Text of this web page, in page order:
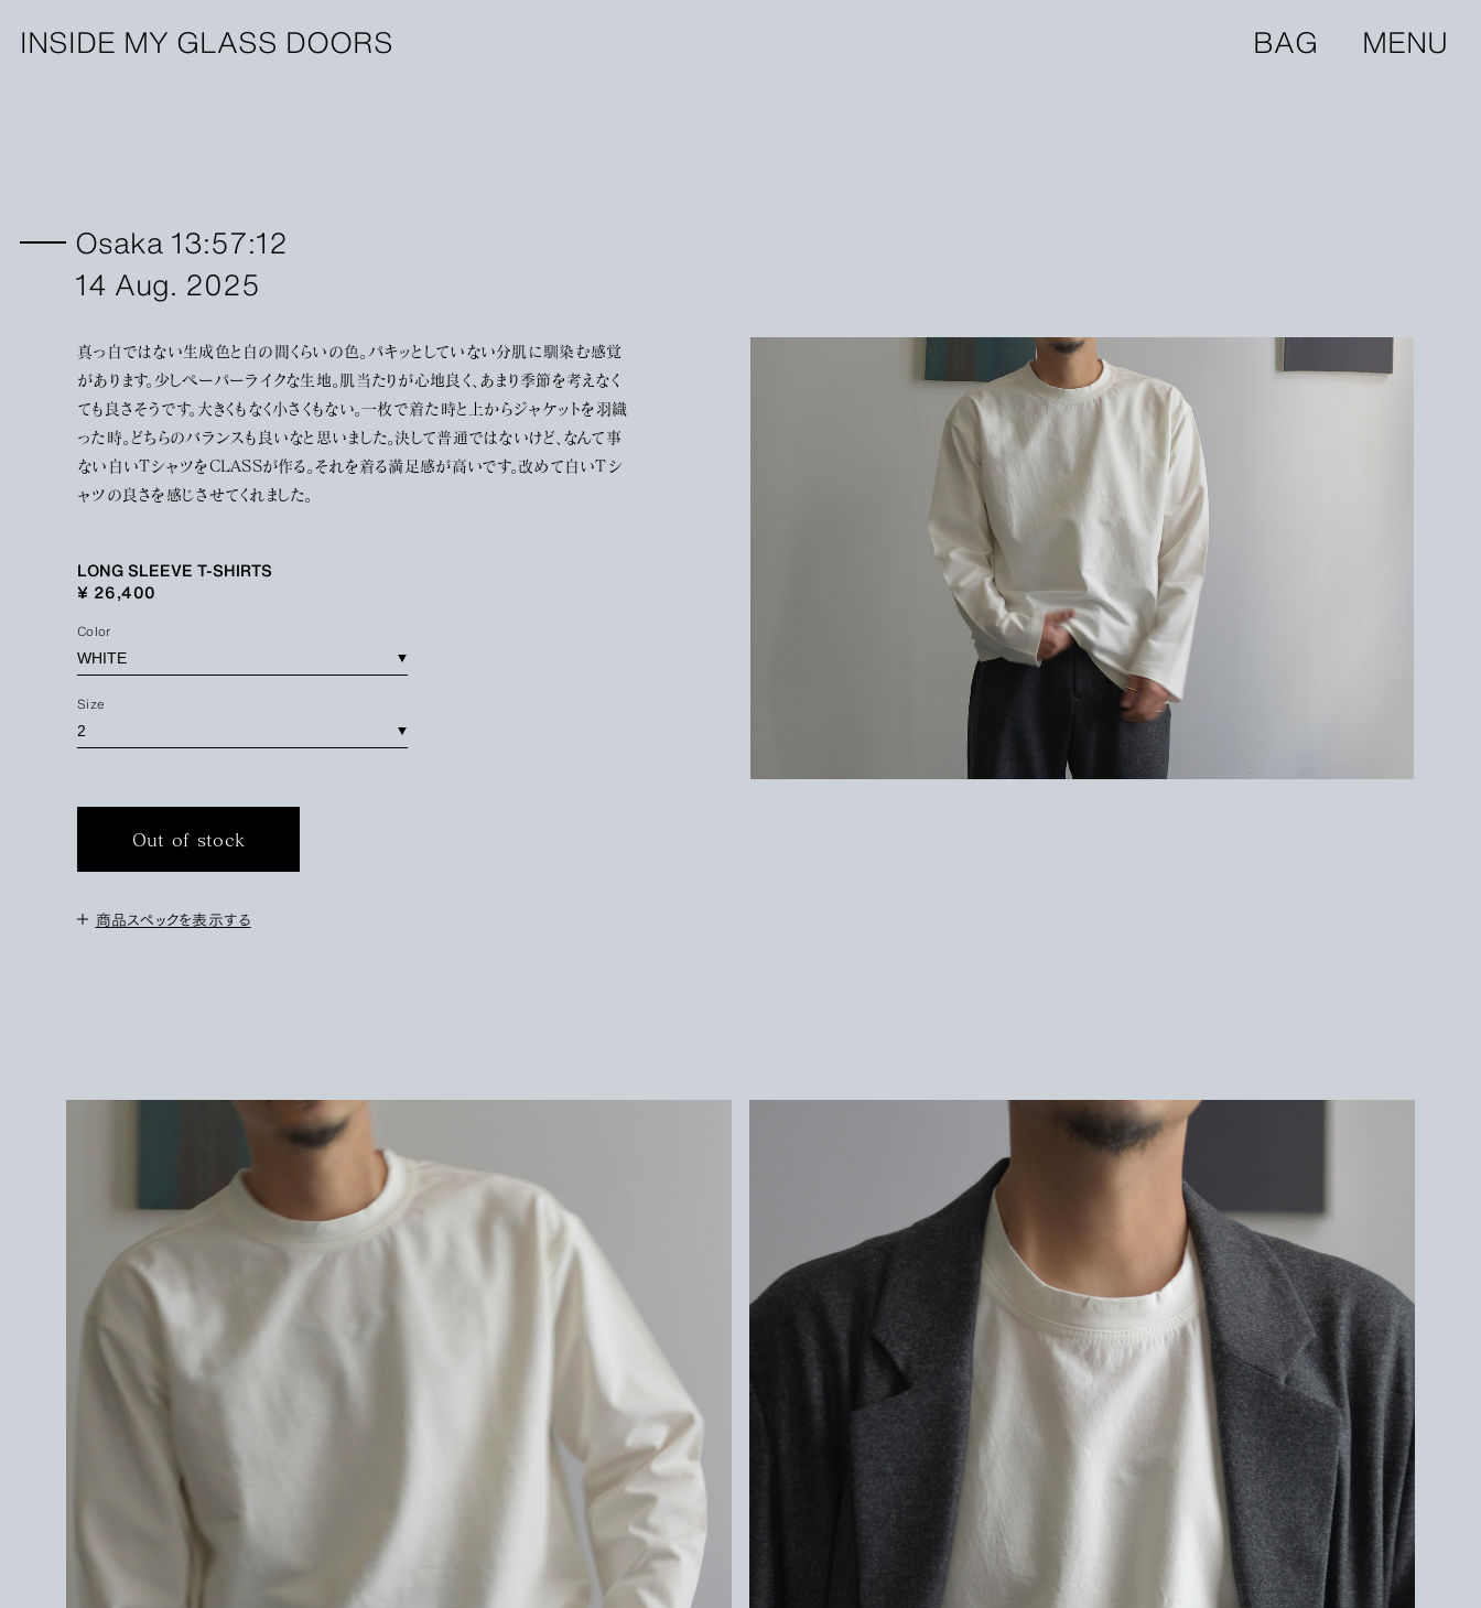
INSIDE MY GLASS DOORS BAG MENU
Osaka 13:57:12
14 Aug. 2025
真っ白ではない生成色と白の間くらいの色。パキッとしていない分肌に馴染む感覚
があります。少しペーパーライクな生地。肌当たりが心地良く、あまり季節を考えなく
ても良さそうです。大きくもなく小さくもない。一枚で着た時と上からジャケットを羽織
った時。どちらのバランスも良いなと思いました。決して普通ではないけど、なんて事
ない白いTシャツをCLASSが作る。それを着る満足感が高いです。改めて白いTシ
ャツの良さを感じさせてくれました。
LONG SLEEVE T-SHIRTS
¥ 26,400
Color
Size
Out of stock
商品スペックを表示する